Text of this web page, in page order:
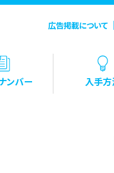
ンバー 入手方
広告掲載について｜